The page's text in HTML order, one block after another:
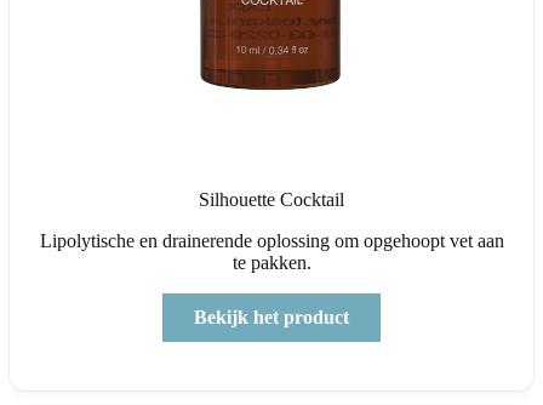
Silhouette Cocktail
Lipolytische en drainerende oplossing om opgehoopt vet aan
te pakken.
Bekijk het product